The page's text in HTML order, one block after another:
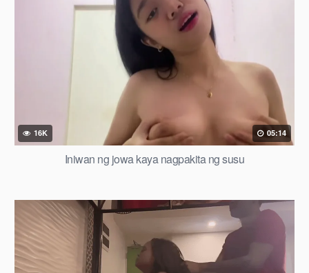
16K 05:14
Iniwan ng jowa kaya nagpakita ng susu